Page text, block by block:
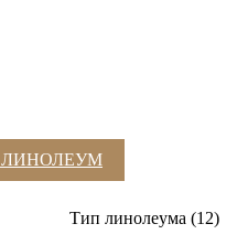
ЛИНОЛЕУМ
Тип линолеума (12)